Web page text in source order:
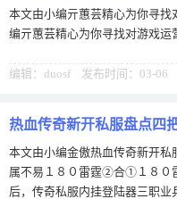
本文由小编亓蕙芸精心为你寻
编亓蕙芸精心为你寻找对游戏运
编辑：duosf 发布时间：03-06
热血传奇新开私服盘点四
易
本文由小编金傲热血传奇新开
属不易１８０雷霆②合①１８
后，传奇私服内挂登陆器三职